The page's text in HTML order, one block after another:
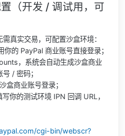
置（开发 / 调试用，可
真实交易，可配置沙盒环境：
的 PayPal 商业账号直接登录；
，系统会自动生成沙盒商业
/ 密码；
盒商业账号登录；
你的测试环境 IPN 回调 URL，
cgi-bin/webscr?